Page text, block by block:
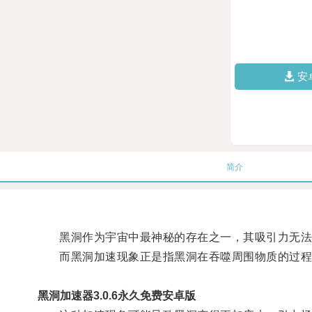
安
简介
黑洞作为宇宙中最神秘的存在之一，其吸引力无法
而黑洞加速现象正是指黑洞在吞噬周围物质的过
黑洞加速器3.0.6永久免费安卓版